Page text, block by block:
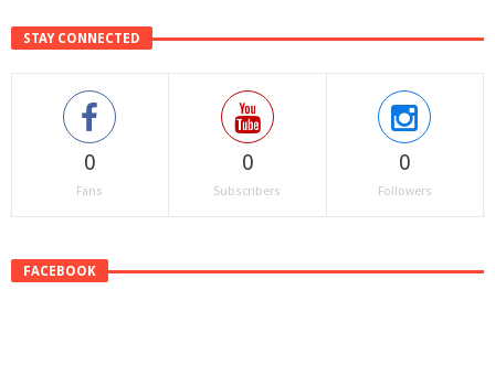
STAY CONNECTED
0
Fans
0
Subscribers
0
Followers
FACEBOOK